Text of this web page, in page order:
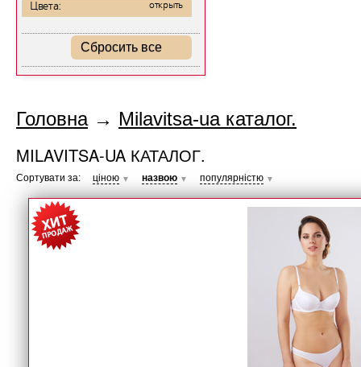
Цвета: открыть
Сбросить все
Головна→ Milavitsa-ua каталог.
MILAVITSA-UA КАТАЛОГ.
Сортувати за: ціною ▼ назвою ▼ популярністю ▼